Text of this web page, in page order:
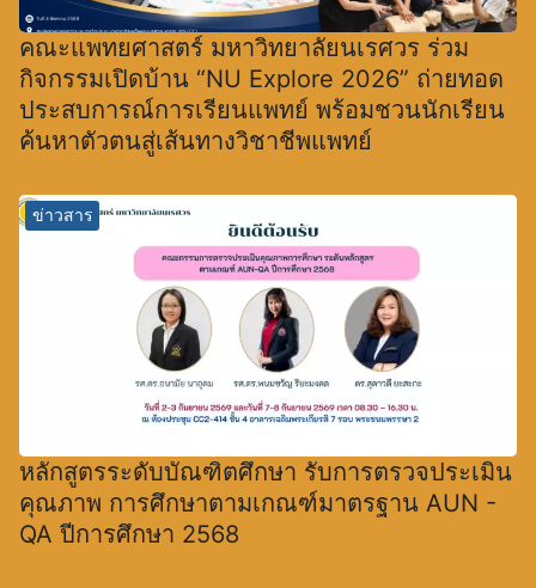
คณะแพทยศาสตร์ มหาวิทยาลัยนเรศวร ร่วม
กิจกรรมเปิดบ้าน “NU Explore 2026” ถ่ายทอด
ประสบการณ์การเรียนแพทย์ พร้อมชวนนักเรียน
ค้นหาตัวตนสู่เส้นทางวิชาชีพแพทย์
ข่าวสาร
หลักสูตรระดับบัณฑิตศึกษา รับการตรวจประเมิน
คุณภาพ การศึกษาตามเกณฑ์มาตรฐาน AUN -
QA ปีการศึกษา 2568